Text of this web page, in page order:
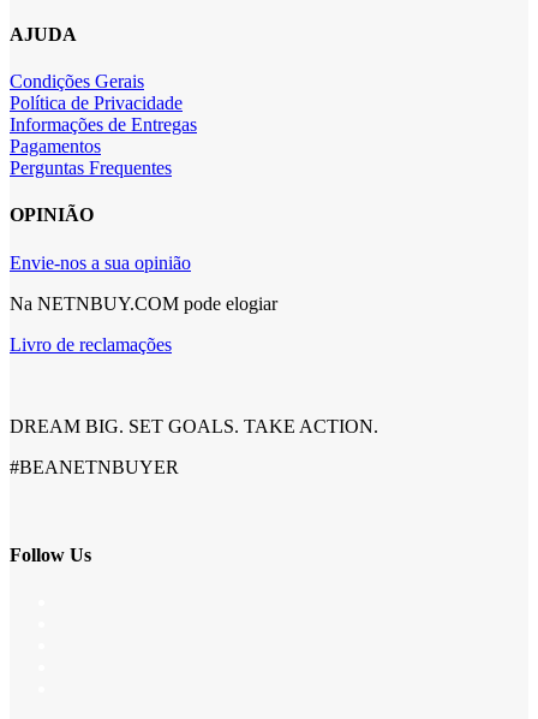
AJUDA
Condições Gerais
Política de Privacidade
Informações de Entregas
Pagamentos
Perguntas Frequentes
OPINIÃO
Envie-nos a sua opinião
Na NETNBUY.COM pode elogiar
Livro de reclamações
DREAM BIG. SET GOALS. TAKE ACTION.
#BEANETNBUYER
Follow Us